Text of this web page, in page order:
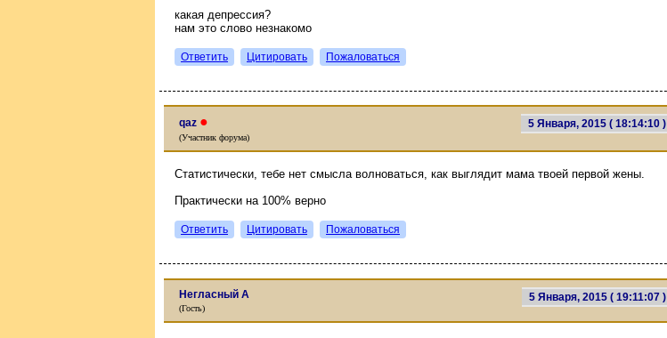
какая депрессия?
нам это слово незнакомо
Ответить Цитировать Пожаловаться
5 Января, 2015 ( 18:14:10 )
qaz ●
(Участник форума)
Статистически, тебе нет смысла волноваться, как выглядит мама твоей первой жены.
Практически на 100% верно
Ответить Цитировать Пожаловаться
5 Января, 2015 ( 19:11:07 )
Негласный А
(Гость)